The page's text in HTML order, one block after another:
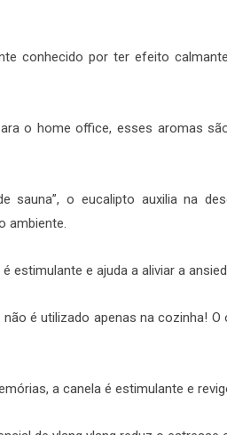
conhecido por ter efeito
o home office, esses aromas
sauna”, o eucalipto auxilia na
ambiente.
estimulante e ajuda a aliviar a
é utilizado apenas na cozinha!
a canela é estimulante e